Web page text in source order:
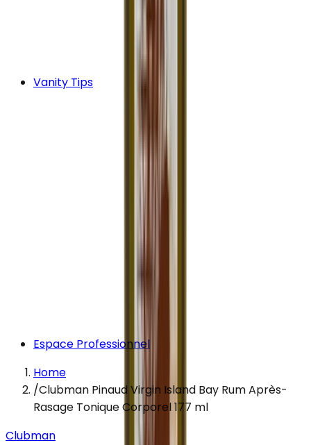
Vanity Tips
Espace Professionnel
Home
/Clubman Pinaud Virgin Island Bay Rum Après-
Rasage Tonique Corporel 177 ml
Clubman